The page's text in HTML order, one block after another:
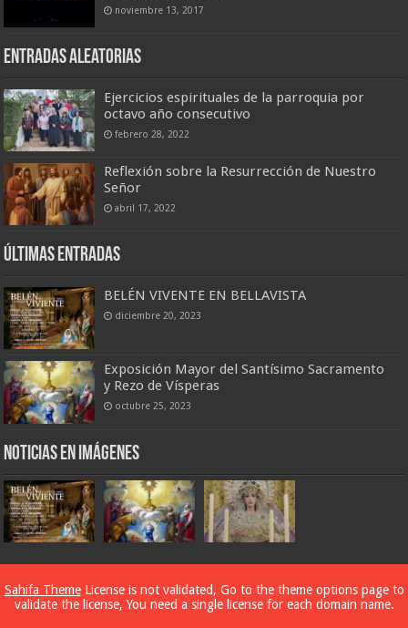
noviembre 13, 2017
Entradas aleatorias
Ejercicios espirituales de la parroquia por
octavo año consecutivo
febrero 28, 2022
Reflexión sobre la Resurrección de Nuestro
Señor
abril 17, 2022
Últimas entradas
BELÉN VIVENTE EN BELLAVISTA
diciembre 20, 2023
Exposición Mayor del Santísimo Sacramento
y Rezo de Vísperas
octubre 25, 2023
Noticias en imágenes
Designed by Conecta6
© Copyright 2026, All Rights Reserved
Sahifa ThemeLicense is not validated, Go to the theme options page to
validate the license, You need a single license for each domain name.